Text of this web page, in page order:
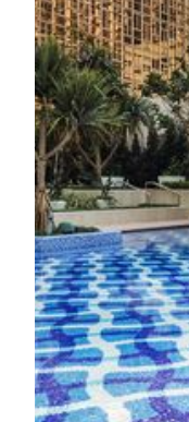
案。 "禅潺"水疗中
您踏入的那一刻起
内在心灵、重燃活
了解更多
健身室
健身房位于"禅潺"
和Omnia功能训练
锻炼。设有专业有
与伸展空间，助您
身中心提供健康评
语言、经验丰富的
了解更多
游泳池